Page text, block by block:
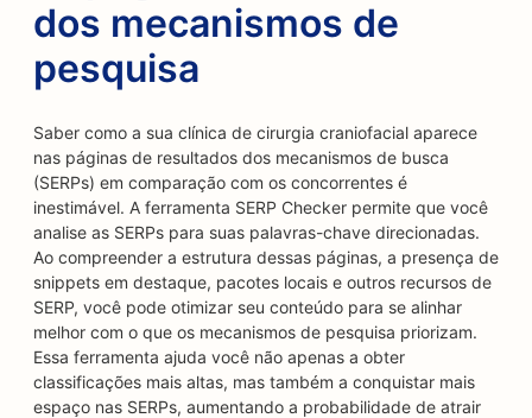
dos mecanismos de
pesquisa
Saber como a sua clínica de cirurgia craniofacial aparece
nas páginas de resultados dos mecanismos de busca
(SERPs) em comparação com os concorrentes é
inestimável. A ferramenta SERP Checker permite que você
analise as SERPs para suas palavras-chave direcionadas.
Ao compreender a estrutura dessas páginas, a presença de
snippets em destaque, pacotes locais e outros recursos de
SERP, você pode otimizar seu conteúdo para se alinhar
melhor com o que os mecanismos de pesquisa priorizam.
Essa ferramenta ajuda você não apenas a obter
classificações mais altas, mas também a conquistar mais
espaço nas SERPs, aumentando a probabilidade de atrair